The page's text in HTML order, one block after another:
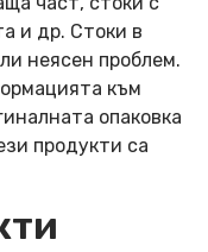
и др. Стоки в
неясен проблем.
към
опаковка
продукти са